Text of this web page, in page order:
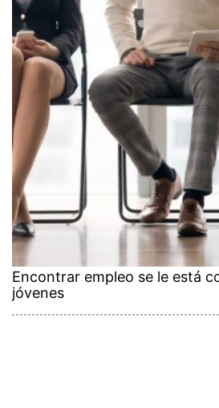
Encontrar empleo se le está
jóvenes